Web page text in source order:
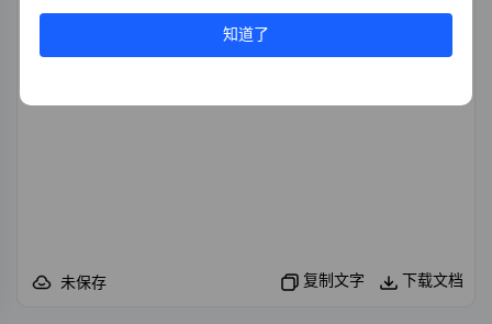
未保存 复制文字 下载文档
知道了